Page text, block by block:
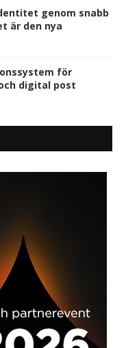
genom snabb
är den nya
för
digital post